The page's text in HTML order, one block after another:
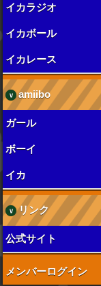
イカラジオ
イカボール
イカレース
amiibo
ガール
ボーイ
イカ
リンク
公式サイト
メンバーログイン